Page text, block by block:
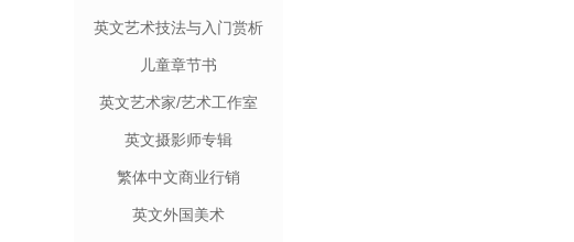
英文艺术技法与入门赏析
儿童章节书
英文艺术家/艺术工作室
英文摄影师专辑
繁体中文商业行销
英文外国美术